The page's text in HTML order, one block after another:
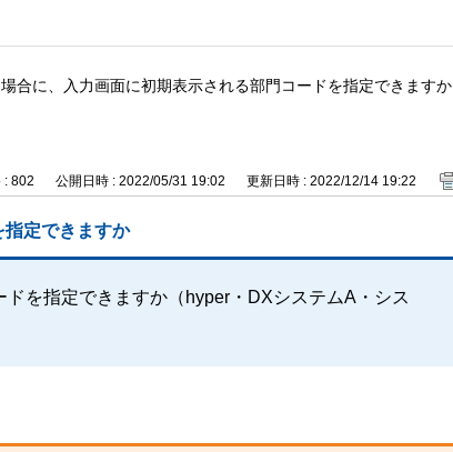
合に、入力画面に初期表示される部門コードを指定できますか
: 802 公開日時 : 2022/05/31 19:02 更新日時 : 2022/12/14 19:22
定できますか
を指定できますか（hyper・DXシステムA・シス